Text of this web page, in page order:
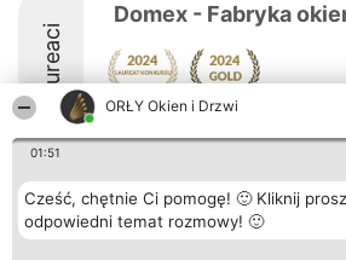
ORŁY Okien i Drzwi
01:51
Cześć, chętnie Ci pomogę! 🙂 Kliknij
odpowiedni temat rozmowy! 🙂
Laureaci
Domex - Fabryka
8.9
Organizator plebiscytu
Bright Side Solutions sp. z o.
Plebiscyt
Laureaci